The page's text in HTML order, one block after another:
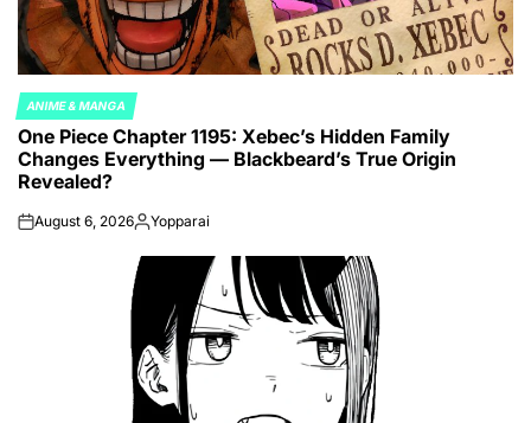
POSTED
IN
ANIME & MANGA
One Piece Chapter 1195: Xebec’s Hidden Family
Changes Everything — Blackbeard’s True Origin
Revealed?
onAugust 6, 2026Posted
Yopparai